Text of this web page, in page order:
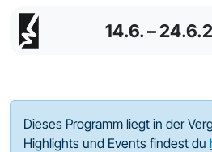
14.6. –
Programm - 2023
Dieses Programm liegt in der
Highlights und Events findest du